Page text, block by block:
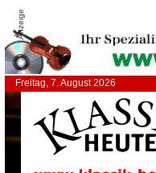
Anzeige
Freitag, 7. August 2026